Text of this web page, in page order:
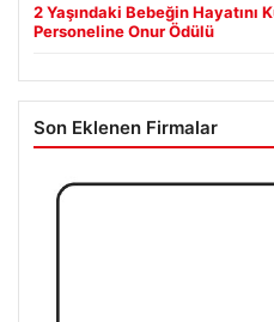
2 Yaşındaki Bebeğin Hayatını
Personeline Onur Ödülü
Son Eklenen Firmalar